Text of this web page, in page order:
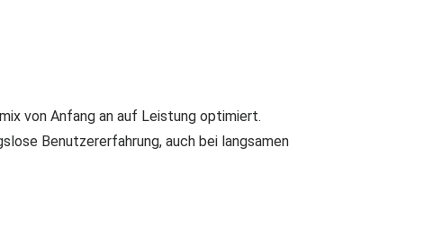
von Anfang an auf Leistung optimiert.
Benutzererfahrung, auch bei langsamen